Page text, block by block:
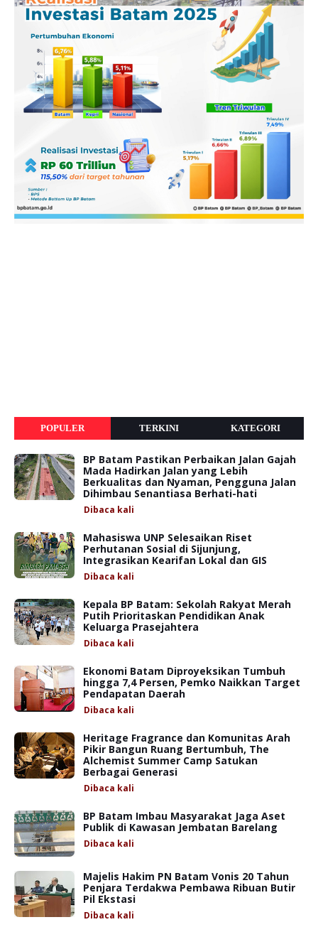
POPULER TERKINI KATEGORI
BP Batam Pastikan Perbaikan Jalan Gajah
Mada Hadirkan Jalan yang Lebih
Berkualitas dan Nyaman, Pengguna Jalan
Dihimbau Senantiasa Berhati-hati
Dibaca kali
Mahasiswa UNP Selesaikan Riset
Perhutanan Sosial di Sijunjung,
Integrasikan Kearifan Lokal dan GIS
Dibaca kali
Kepala BP Batam: Sekolah Rakyat Merah
Putih Prioritaskan Pendidikan Anak
Keluarga Prasejahtera
Dibaca kali
Ekonomi Batam Diproyeksikan Tumbuh
hingga 7,4 Persen, Pemko Naikkan Target
Pendapatan Daerah
Dibaca kali
Heritage Fragrance dan Komunitas Arah
Pikir Bangun Ruang Bertumbuh, The
Alchemist Summer Camp Satukan
Berbagai Generasi
Dibaca kali
BP Batam Imbau Masyarakat Jaga Aset
Publik di Kawasan Jembatan Barelang
Dibaca kali
Majelis Hakim PN Batam Vonis 20 Tahun
Penjara Terdakwa Pembawa Ribuan Butir
Pil Ekstasi
Dibaca kali